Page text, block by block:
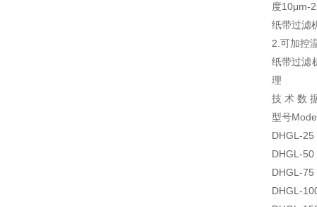
度10μm-
纸带过滤
2.可加控
纸带过滤
理
技 术 数
型号
DHGL-
DHGL-
DHGL-
DHGL-